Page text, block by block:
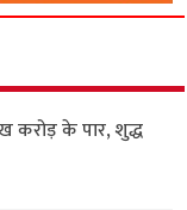
करोड़ के पार, शुद्ध